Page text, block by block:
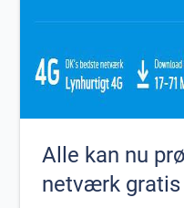
Alle kan nu
netværk gratis